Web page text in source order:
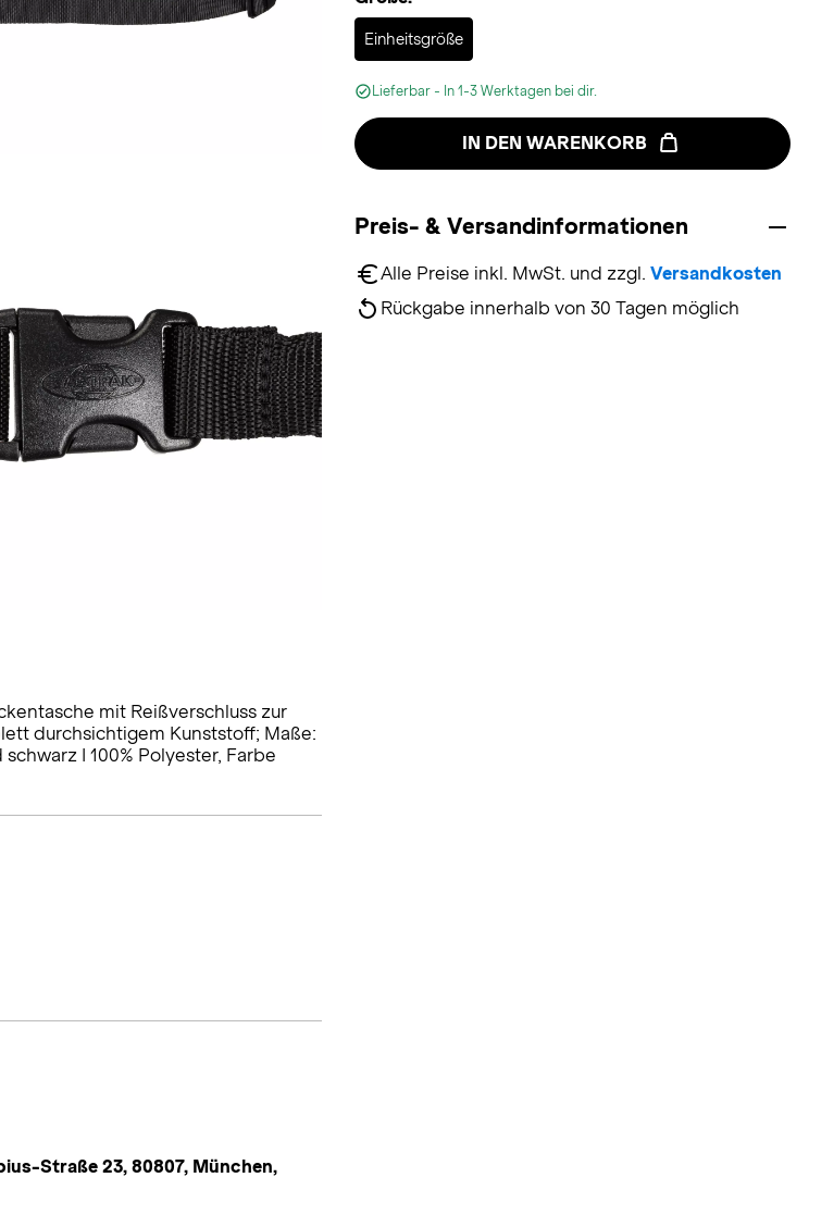
Einheitsgröße
Selected
Lieferbar - In 1-3 Werktagen bei dir.
IN DEN WARENKORB
Preis- & Versandinformationen
Alle Preise inkl. MwSt. und zzgl. Versandkosten
Rückgabe innerhalb von 30 Tagen möglich
mit Reißverschluss zur
durchsichtigem Kunststoff; Maße:
schwarz I 100% Polyester, Farbe
Straße 23, 80807, München,